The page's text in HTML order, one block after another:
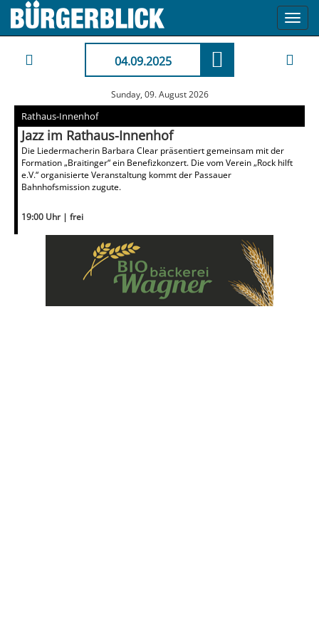
04.09.2025
Sunday, 09. August 2026
Rathaus-Innenhof
Jazz im Rathaus-Innenhof
Die Liedermacherin Barbara Clear präsentiert gemeinsam mit der
Formation „Braitinger“ ein Benefizkonzert. Die vom Verein „Rock hilft
e.V.“ organisierte Veranstaltung kommt der Passauer
Bahnhofsmission zugute.
19:00 Uhr | frei